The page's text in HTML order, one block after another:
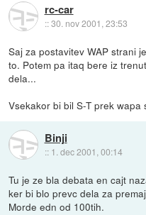
rc-car
::30. nov 2001, 23:53
Saj za postavitev WAP strani
to. Potem pa itaq bere iz
dela...
Vsekakor bi bil S-T prek wapa
Binji
:: 1. dec 2001, 00:14
Tu je ze bla debata en cajt
ker bi blo prevc dela za
Morde edn od 100tih.